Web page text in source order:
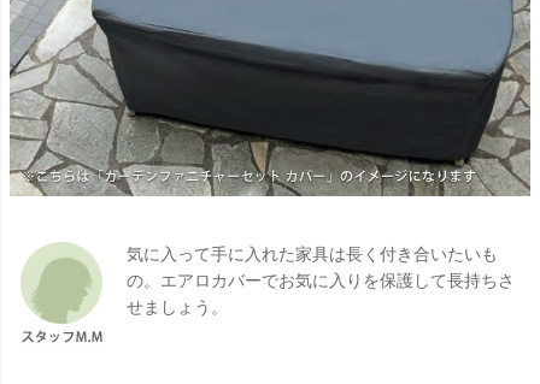
気に入って手に入れた家具は長く付き合いたいも
の。エアロカバーでお気に入りを保護して長持ちさ
せましょう。